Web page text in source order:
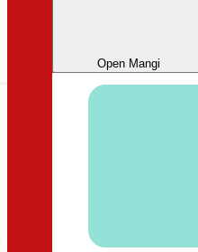
Open Mangi